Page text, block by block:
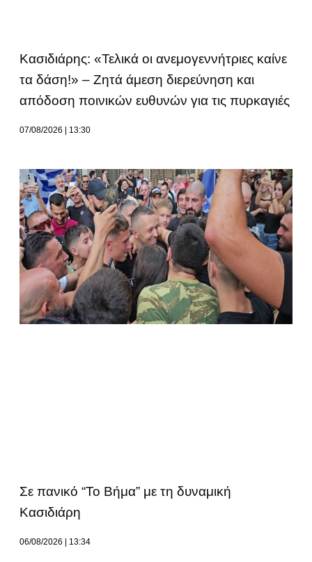
Κασιδιάρης: «Τελικά οι ανεμογεννήτριες καίνε
τα δάση!» – Ζητά άμεση διερεύνηση και
απόδοση ποινικών ευθυνών για τις πυρκαγιές
07/08/2026 13:30
Σε πανικό “Το Βήμα” με τη δυναμική
Κασιδιάρη
06/08/2026 13:34